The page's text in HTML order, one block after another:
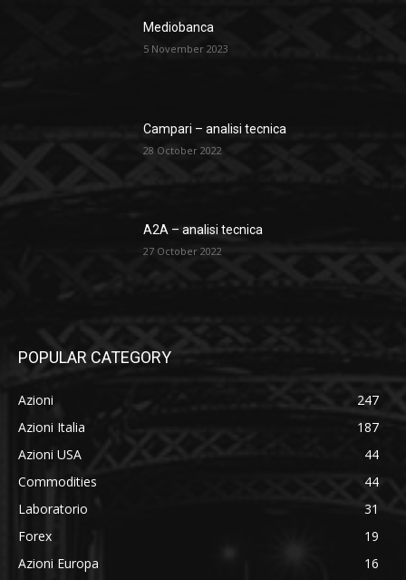
Mediobanca
5 November 2023
Campari – analisi tecnica
28 October 2022
A2A – analisi tecnica
27 October 2022
POPULAR CATEGORY
Azioni
247
Azioni Italia
187
Azioni USA
44
Commodities
44
Laboratorio
31
Forex
19
Azioni Europa
16